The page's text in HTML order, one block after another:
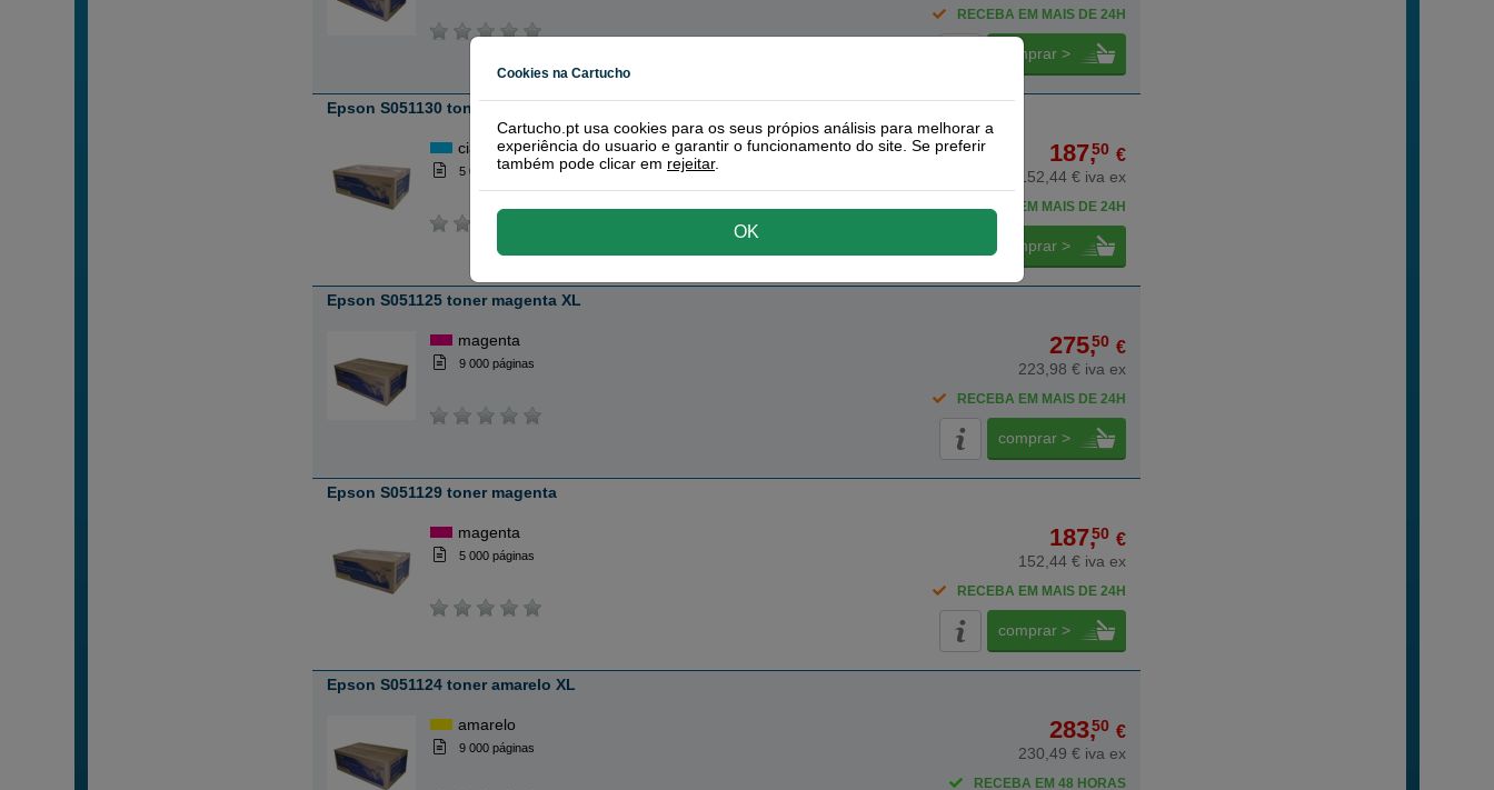
RECEBA EM MAIS DE 24H
comprar >
Epson S051130 toner ciano
ciano
5 000 páginas
187,50 €
152,44 € iva ex
RECEBA EM MAIS DE 24H
comprar >
Epson S051125 toner magenta XL
magenta
9 000 páginas
275,50 €
223,98 € iva ex
RECEBA EM MAIS DE 24H
comprar >
Epson S051129 toner magenta
magenta
5 000 páginas
187,50 €
152,44 € iva ex
RECEBA EM MAIS DE 24H
comprar >
Epson S051124 toner amarelo XL
amarelo
9 000 páginas
283,50 €
230,49 € iva ex
RECEBA EM 48 HORAS
Cookies na Cartucho
Cartucho.pt usa cookies para os seus própios análisis para melhorar a
experiência do usuario e garantir o funcionamento do site. Se preferir
também pode clicar em rejeitar.
OK